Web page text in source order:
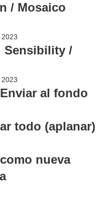
/ Mosaico
Sensibility /
al fondo
todo (aplanar)
nueva